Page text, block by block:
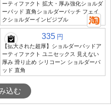
ーティファクト 拡大・厚み強化ショルダ
ーパッド 直角ショルダーパッチ フェイ
クショルダーインビジブル
335 円
【拡大された超厚】ショルダーパッドア
ーティファクト ユニセックス 見えない
厚み 滑り止め シリコーン ショルダーパ
ッド 直角
込む